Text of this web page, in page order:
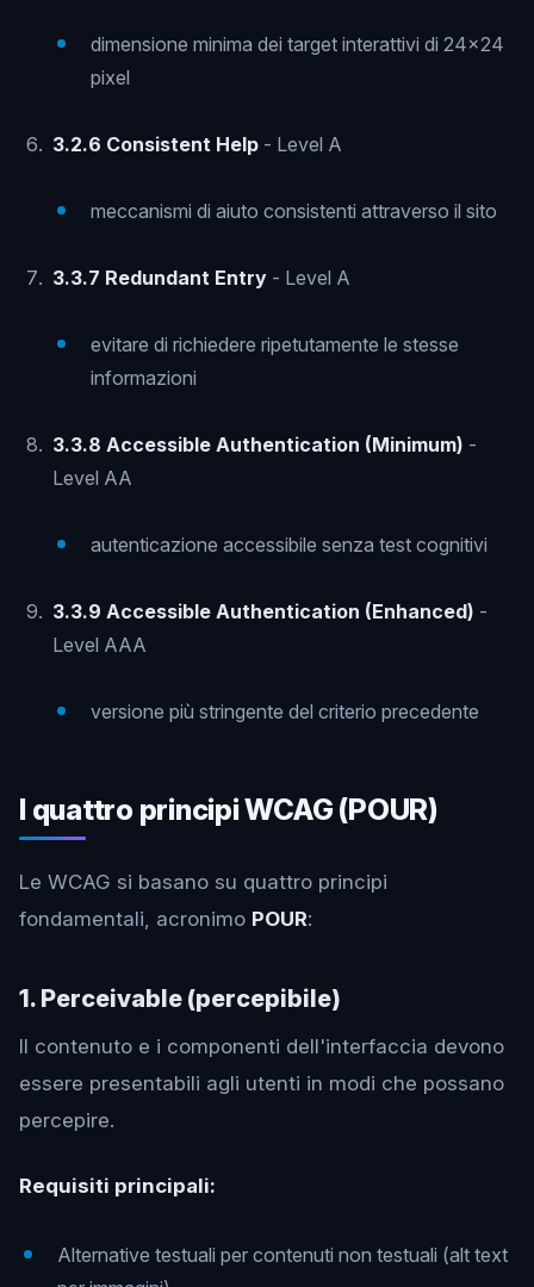
dimensione minima dei target interattivi di 24x24
pixel
3.2.6 Consistent Help - Level A
meccanismi di aiuto consistenti attraverso il sito
3.3.7 Redundant Entry - Level A
evitare di richiedere ripetutamente le stesse
informazioni
3.3.8 Accessible Authentication (Minimum) -
Level AA
autenticazione accessibile senza test cognitivi
3.3.9 Accessible Authentication (Enhanced) -
Level AAA
versione più stringente del criterio precedente
I quattro principi WCAG (POUR)
Le WCAG si basano su quattro principi
fondamentali, acronimo POUR:
1. Perceivable (percepibile)
Il contenuto e i componenti dell'interfaccia devono
essere presentabili agli utenti in modi che possano
percepire.
Requisiti principali:
Alternative testuali per contenuti non testuali (alt text